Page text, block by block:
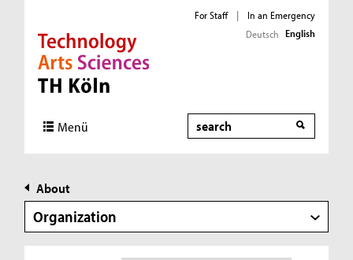
Direkt zur Hauptnavigation
Direkt zur Subnavigation
Direkt zum Inhalt
Direkt zum Fußbereich
For Staff |
In an Emergency
Deutsch English
Menü Search
About
Organization